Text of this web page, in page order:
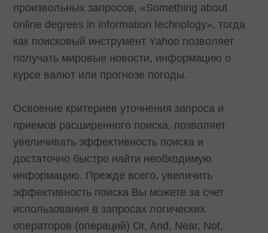
произвольных запросов, «Something about
online degrees in information technology», тогда
как поисковый инструмент Yahoo позволяет
получать мировые новости, информацию о
курсе валют или прогнозе погоды.
Освоение критериев уточнения запроса и
приемов расширенного поиска, позволяет
увеличивать эффективность поиска и
достаточно быстро найти необходимую
информацию. Прежде всего, увеличить
эффективность поиска Вы можете за счет
использования в запросах логических
операторов (операций) Or, And, Near, Not,